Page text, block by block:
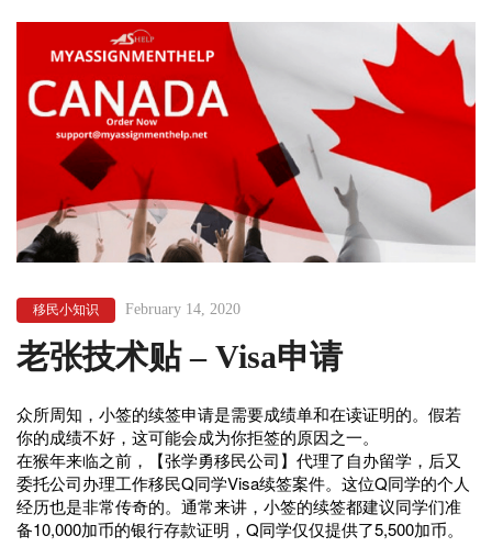
移民小知识 February 14, 2020
老张技术贴 – Visa申请
众所周知，小签的续签申请是需要成绩单和在读证明的。假若
你的成绩不好，这可能会成为你拒签的原因之一。
在猴年来临之前，【张学勇移民公司】代理了自办留学，后又
委托公司办理工作移民Q同学Visa续签案件。这位Q同学的个人
经历也是非常传奇的。通常来讲，小签的续签都建议同学们准
备10,000加币的银行存款证明，Q同学仅仅提供了5,500加币。